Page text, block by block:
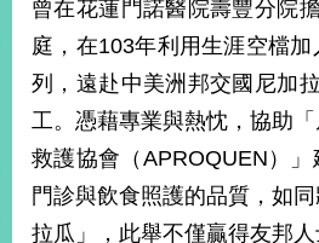
曾在花蓮門諾醫院壽豐分院
庭，在103年利用生涯空檔
列，遠赴中美洲邦交國尼加
工。憑藉專業與熱忱，協助
救護協會（APROQUEN）
門診與飲食照護的品質，如
拉瓜」，此舉不僅贏得友邦